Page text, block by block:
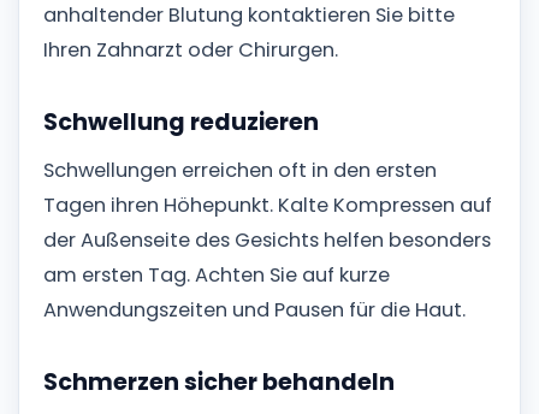
anhaltender Blutung kontaktieren Sie bitte
Ihren Zahnarzt oder Chirurgen.
Schwellung reduzieren
Schwellungen erreichen oft in den ersten
Tagen ihren Höhepunkt. Kalte Kompressen auf
der Außenseite des Gesichts helfen besonders
am ersten Tag. Achten Sie auf kurze
Anwendungszeiten und Pausen für die Haut.
Schmerzen sicher behandeln